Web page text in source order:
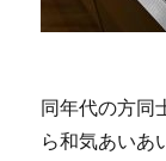
同年代の方同
ら和気あいあ